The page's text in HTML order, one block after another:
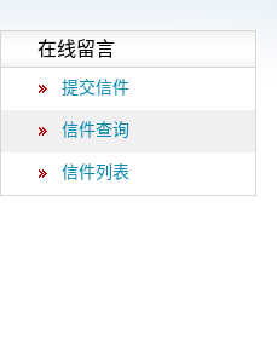
在线留言
提交信件
信件查询
信件列表